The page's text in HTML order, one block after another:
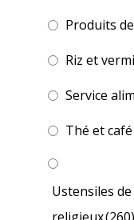
Produits
Riz et
Service
Thé et café
Ustensiles